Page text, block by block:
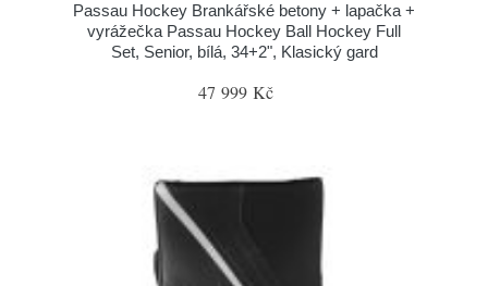
Passau Hockey Brankářské betony + lapačka +
vyrážečka Passau Hockey Ball Hockey Full
Set, Senior, bílá, 34+2", Klasický gard
47 999 Kč